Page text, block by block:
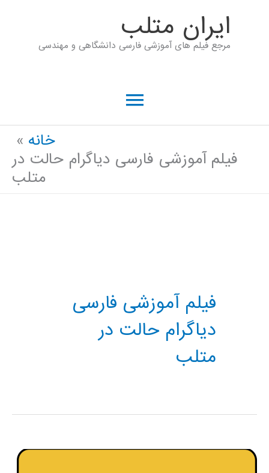
ايران متلب
مرجع فیلم های آموزشی فارسی دانشگاهی و مهندسی
فهرست
خانه
فیلم آموزشی فارسی دیاگرام حالت در
متلب
فیلم آموزشی فارسی
دیاگرام حالت در
متلب